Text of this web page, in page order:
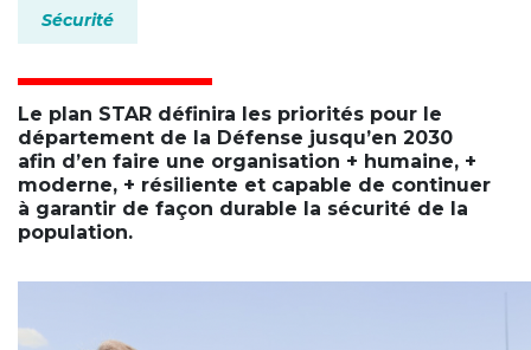
Sécurité
Le plan STAR définira les priorités pour le
département de la Défense jusqu’en 2030
afin d’en faire une organisation + humaine, +
moderne, + résiliente et capable de continuer
à garantir de façon durable la sécurité de la
population.